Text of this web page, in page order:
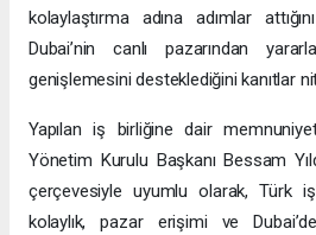
kolaylaştırma adına adımlar
Dubai’nin canlı pazarından
genişlemesini desteklediğini kanıtlar
Yapılan iş birliğine dair
Yönetim Kurulu Başkanı Bessam
çerçevesiyle uyumlu olarak, Türk
kolaylık, pazar erişimi ve